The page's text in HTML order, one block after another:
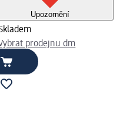
Upozornění
prodejnu dm